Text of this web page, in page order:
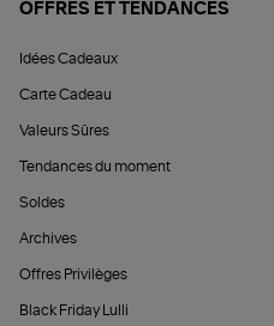
OFFRES ET TENDANCES
Idées Cadeaux
Carte Cadeau
Valeurs Sûres
Tendances du moment
Soldes
Archives
Offres Privilèges
Black Friday Lulli